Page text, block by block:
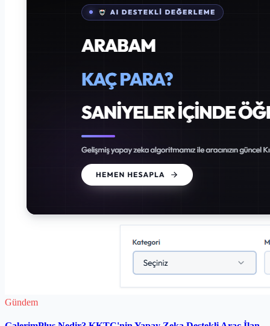
Gündem